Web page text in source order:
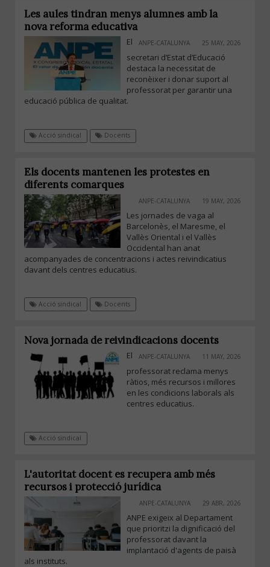
Les aules tindran menys alumnes amb la
nova reforma educativa
ANPE-CATALUNYA 25 MAY, 2026
El
secretari d’Estat d’Educació
destaca la necessitat de
reconèixer i donar suport al
professorat per garantir una
educació pública de qualitat.
Acció sindical Docents
Els docents mantenen les protestes en
diferents comarques
ANPE-CATALUNYA 19 MAY, 2026
Les jornades de vaga al
Barcelonès, el Maresme, el
Vallès Oriental i el Vallès
Occidental han anat
acompanyades de concentracions i actes reivindicatius
davant dels centres educatius.
Acció sindical Docents
Nova jornada de reivindicacions docents
ANPE-CATALUNYA 11 MAY, 2026
El
professorat reclama menys
ràtios, més recursos i millores
en les condicions laborals als
centres educatius.
Acció sindical
L'autoritat docent es recupera amb més
recursos i protecció jurídica
ANPE-CATALUNYA 29 ABR, 2026
ANPE exigeix al Departament
que prioritzi la dignificació del
professorat davant la
implantació d'agents de paisà
als instituts.